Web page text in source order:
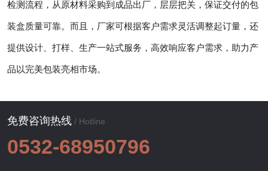
检测流程，从原材料采购到成品出厂，层层把关，保证交付的包
装盒质量可靠。而且，厂家可根据客户需求灵活调整起订量，还
提供设计、打样、生产一站式服务，高效响应客户需求，助力产
品以完美包装亮相市场。
免费咨询热线 / Hotline
0532-68950796